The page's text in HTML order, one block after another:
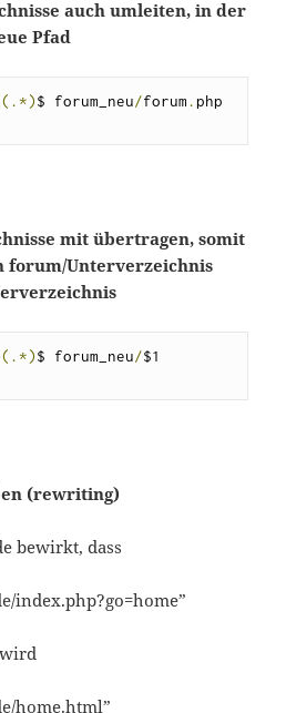
auch umleiten, in der
Pfad
$ forum_neu/forum .
mit übertragen, somit
forum/Unterverzeichnis
$ forum_neu/
(rewriting)
bewirkt, dass
index.php?go=home”
home.html”